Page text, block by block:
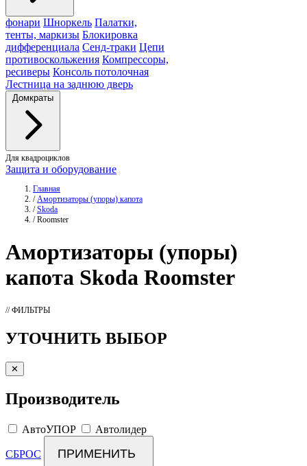
фонари Шноркель Палатки,
тенты, маркизы Блокировка
дифференциала Сенд-траки Цепи
противоскольжения Компрессоры,
ресиверы Консоль потолочная
Лестница на заднюю дверь
Домкраты
Для квадроциклов
Защита и оборудование
Главная
/ Амортизаторы (упоры) капота
/ Skoda
/ Roomster
Амортизаторы (упоры)
капота Skoda Roomster
// ФИЛЬТРЫ
УТОЧНИТЬ ВЫБОР
✕
Производитель
АвтоУПОР Автолидер
СБРОС ПРИМЕНИТЬ